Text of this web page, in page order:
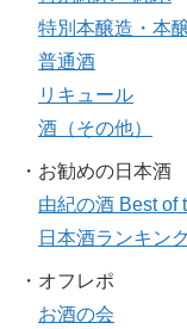
特別本醸造・本
普通酒
リキュール
酒（その他）
・お勧めの日本酒
由紀の酒 Best of
日本酒ランキン
・オフレポ
お酒の会